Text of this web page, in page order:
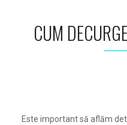
CUM
Este important să aflăm